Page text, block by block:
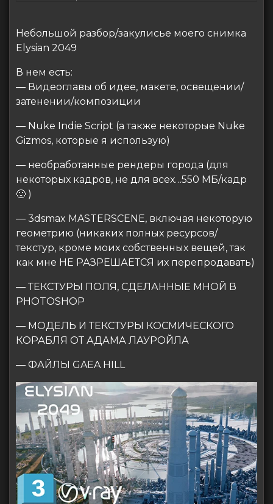
Небольшой разбор/закулисье моего снимка
Elysian 2049
В нем есть:
— Видеоглавы об идее, макете, освещении/
затенении/композиции
— Nuke Indie Script (а также некоторые Nuke
Gizmos, которые я использую)
— необработанные рендеры города (для
некоторых кадров, не для всех…550 МБ/кадр
🙁 )
— 3dsmax MASTERSCENE, включая некоторую
геометрию (никаких полных ресурсов/
текстур, кроме моих собственных вещей, так
как мне НЕ РАЗРЕШАЕТСЯ их перепродавать)
— ТЕКСТУРЫ ПОЛЯ, СДЕЛАННЫЕ МНОЙ В
PHOTOSHOP
— МОДЕЛЬ И ТЕКСТУРЫ КОСМИЧЕСКОГО
КОРАБЛЯ ОТ АДАМА ЛАУРОЙЛА
— ФАЙЛЫ GAEA HILL